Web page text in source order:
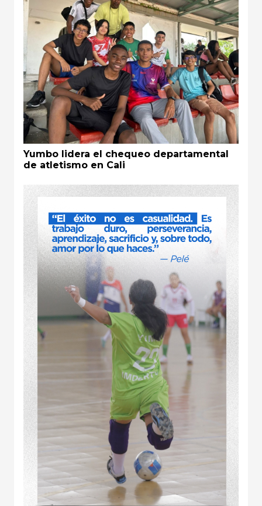
Yumbo lidera el chequeo departamental
de atletismo en Cali